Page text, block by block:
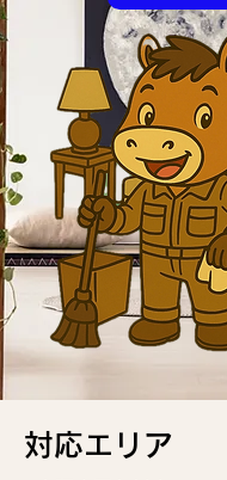
​対応エリア